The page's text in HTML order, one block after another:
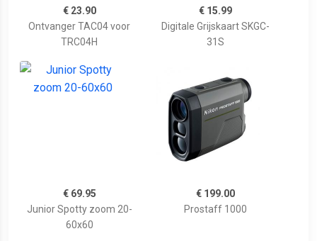
€ 23.90
Ontvanger TAC04 voor
TRC04H
€ 15.99
Digitale Grijskaart SKGC-
31S
€ 69.95
Junior Spotty zoom 20-
60x60
€ 199.00
Prostaff 1000